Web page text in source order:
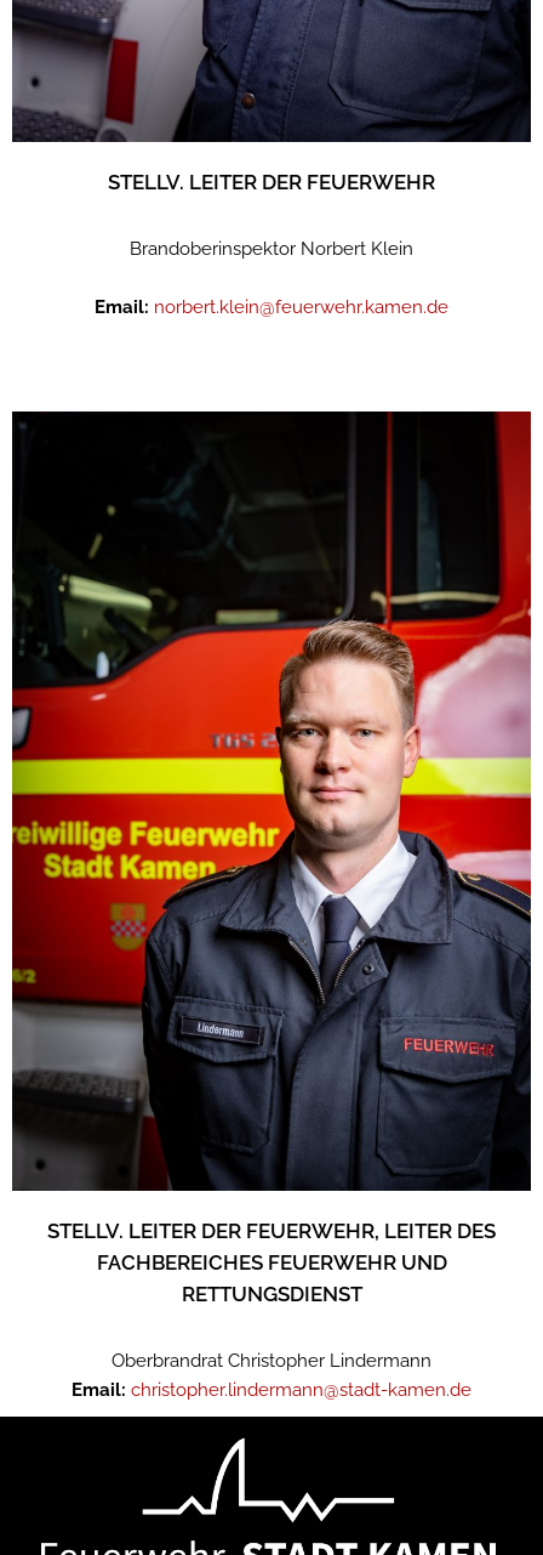
STELLV. LEITER DER FEUERWEHR
Brandoberinspektor Norbert Klein
Email: norbert.klein@feuerwehr.kamen.de
STELLV. LEITER DER FEUERWEHR, LEITER DES
FACHBEREICHES FEUERWEHR UND
RETTUNGSDIENST
Oberbrandrat Christopher Lindermann
Email: christopher.lindermann@stadt-kamen.de